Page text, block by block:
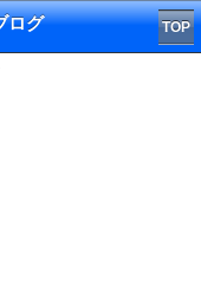
ログ TOP